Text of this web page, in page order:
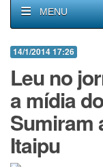
MENU
14/1/2014 17:26
Leu no
a mídia
Sumiram
Itaipu